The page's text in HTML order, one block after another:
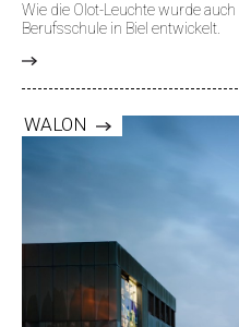
Wie die Olot-Leuchte wurde
Berufsschule in Biel entwickelt.
WALON